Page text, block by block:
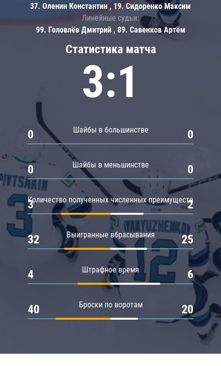
Статистика матча
3:1
Шайбы в большинстве
0 0
Шайбы в меньшинстве
0 0
Количество полученных численных преимуществ
3 2
Выигранные вбрасывания
32 25
Штрафное время
4 6
Броски по воротам
40 20
37. Оленин Константин , 19. Сидоренко Максим
Линейные судьи:
99. Головлёв Дмитрий , 89. Савенков Артём